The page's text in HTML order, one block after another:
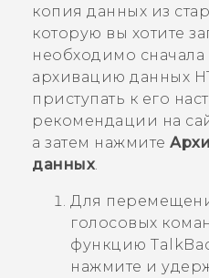
копия данных из
которую вы хотите
необходимо
архивацию данных
приступать к его
рекомендации на
а затем нажмите
данных.
Для
голосовых
функцию
нажмите и